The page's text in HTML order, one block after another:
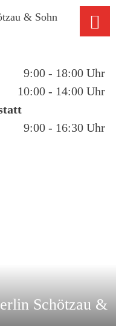
9:00 - 18:00 Uhr
10:00 - 14:00 Uhr
9:00 - 16:30 Uhr
Schötzau &